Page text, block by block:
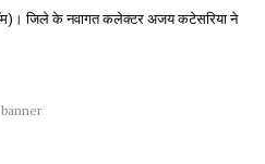
जिले के नवागत कलेक्टर अजय कटेसरिया ने
banner